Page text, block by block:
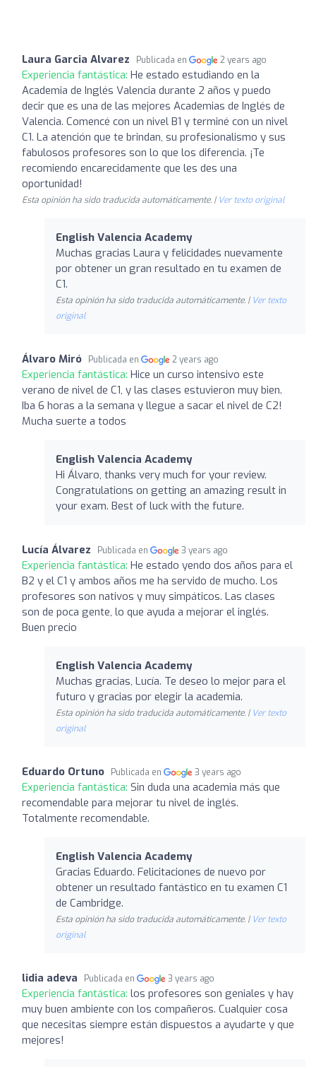
Laura Garcia Alvarez Publicada en 2 years ago
Experiencia fantástica: He estado estudiando en la
Academia de Inglés Valencia durante 2 años y puedo
decir que es una de las mejores Academias de Inglés de
Valencia. Comencé con un nivel B1 y terminé con un nivel
C1. La atención que te brindan, su profesionalismo y sus
fabulosos profesores son lo que los diferencia. ¡Te
recomiendo encarecidamente que les des una
oportunidad!
Esta opinión ha sido traducida automáticamente. | Ver texto original
English Valencia Academy
Muchas gracias Laura y felicidades nuevamente
por obtener un gran resultado en tu examen de
C1.
Esta opinión ha sido traducida automáticamente. | Ver texto
original
Álvaro Miró Publicada en 2 years ago
Experiencia fantástica: Hice un curso intensivo este
verano de nivel de C1, y las clases estuvieron muy bien.
Iba 6 horas a la semana y llegue a sacar el nivel de C2!
Mucha suerte a todos
English Valencia Academy
Hi Álvaro, thanks very much for your review.
Congratulations on getting an amazing result in
your exam. Best of luck with the future.
Lucía Álvarez Publicada en 3 years ago
Experiencia fantástica: He estado yendo dos años para el
B2 y el C1 y ambos años me ha servido de mucho. Los
profesores son nativos y muy simpáticos. Las clases
son de poca gente, lo que ayuda a mejorar el inglés.
Buen precio
English Valencia Academy
Muchas gracias, Lucía. Te deseo lo mejor para el
futuro y gracias por elegir la academia.
Esta opinión ha sido traducida automáticamente. | Ver texto
original
Eduardo Ortuno Publicada en 3 years ago
Experiencia fantástica: Sin duda una academia más que
recomendable para mejorar tu nivel de inglés.
Totalmente recomendable.
English Valencia Academy
Gracias Eduardo. Felicitaciones de nuevo por
obtener un resultado fantástico en tu examen C1
de Cambridge.
Esta opinión ha sido traducida automáticamente. | Ver texto
original
lidia adeva Publicada en 3 years ago
Experiencia fantástica: los profesores son geniales y hay
muy buen ambiente con los compañeros. Cualquier cosa
que necesitas siempre están dispuestos a ayudarte y que
mejores!